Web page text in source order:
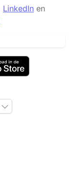
LinkedIn en